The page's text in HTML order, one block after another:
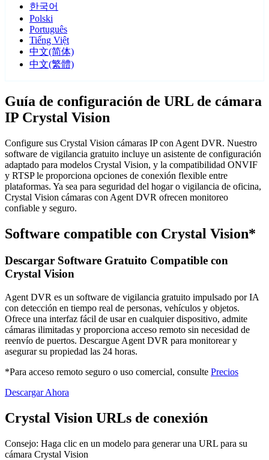
한국어
Polski
Português
Tiếng Việt
中文(简体)
中文(繁體)
Guía de configuración de URL de cámara
IP Crystal Vision
Configure sus Crystal Vision cámaras IP con Agent DVR. Nuestro
software de vigilancia gratuito incluye un asistente de configuración
adaptado para modelos Crystal Vision, y la compatibilidad ONVIF
y RTSP le proporciona opciones de conexión flexible entre
plataformas. Ya sea para seguridad del hogar o vigilancia de oficina,
Crystal Vision cámaras con Agent DVR ofrecen monitoreo
confiable y seguro.
Software compatible con Crystal Vision*
Descargar Software Gratuito Compatible con
Crystal Vision
Agent DVR es un software de vigilancia gratuito impulsado por IA
con detección en tiempo real de personas, vehículos y objetos.
Ofrece una interfaz fácil de usar en cualquier dispositivo, admite
cámaras ilimitadas y proporciona acceso remoto sin necesidad de
reenvío de puertos. Descargue Agent DVR para monitorear y
asegurar su propiedad las 24 horas.
*Para acceso remoto seguro o uso comercial, consulte Precios
Descargar Ahora
Crystal Vision URLs de conexión
Consejo: Haga clic en un modelo para generar una URL para su
cámara Crystal Vision